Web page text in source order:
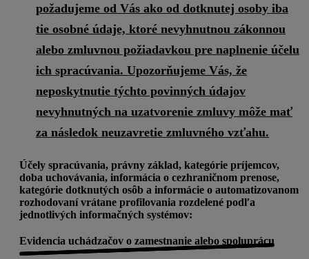
požadujeme od Vás ako od dotknutej osoby iba
tie osobné údaje, ktoré nevyhnutnou zákonnou
alebo zmluvnou požiadavkou pre naplnenie účelu
ich spracúvania. Upozorňujeme Vás, že
neposkytnutie týchto povinných údajov
nevyhnutných na uzatvorenie zmluvy môže mať
za následok neuzavretie zmluvného vzťahu.
Účely spracúvania, právny základ, kategórie príjemcov,
doba uchovávania, informácia o cezhraničnom prenose,
kategórie dotknutých osôb a informácie o automatizovanom
rozhodovaní vrátane profilovania rozdelené podľa
jednotlivých informačných systémov:
Evidencia uchádzačov o zamestnanie alebo spoluprácu